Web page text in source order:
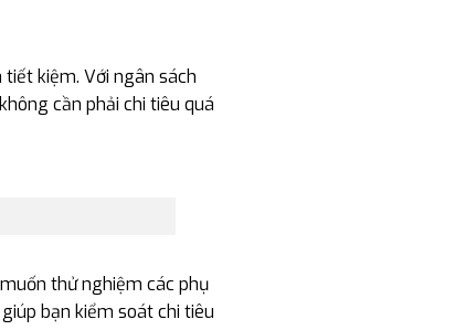
kiệm. Với ngân sách
cần phải chi tiêu quá
thử nghiệm các phụ
bạn kiểm soát chi tiêu